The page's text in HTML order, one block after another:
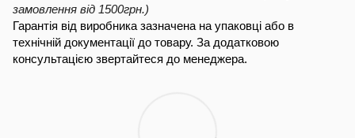
замовлення від 1500грн.)
Гарантія від виробника зазначена на упаковці або в
технічній документації до товару. За додатковою
консультацією звертайтеся до менеджера.